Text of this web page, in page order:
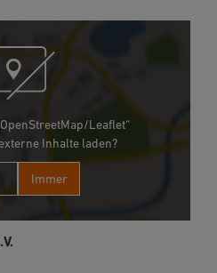
Leaflet“
Inhalte laden?
Immer